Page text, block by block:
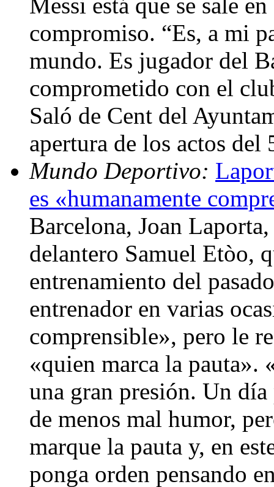
compromiso. “Es, a mi
mundo. Es jugador del
comprometido con el
Saló de Cent del
apertura de los actos
Mundo Deportivo:
es «humanamente
Barcelona, Joan
delantero Samuel Etòo,
entrenamiento del
entrenador en varias
comprensible», pero le
«quien marca la pauta».
una gran presión. Un
de menos mal humor,
marque la pauta y, en
ponga orden pensando